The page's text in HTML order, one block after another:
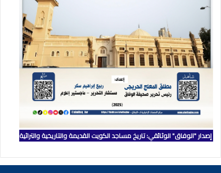
إصدار "الوفاق" الوثائقي: تاريخ مساجد الكويت القديمة والتاريخية والتراثية